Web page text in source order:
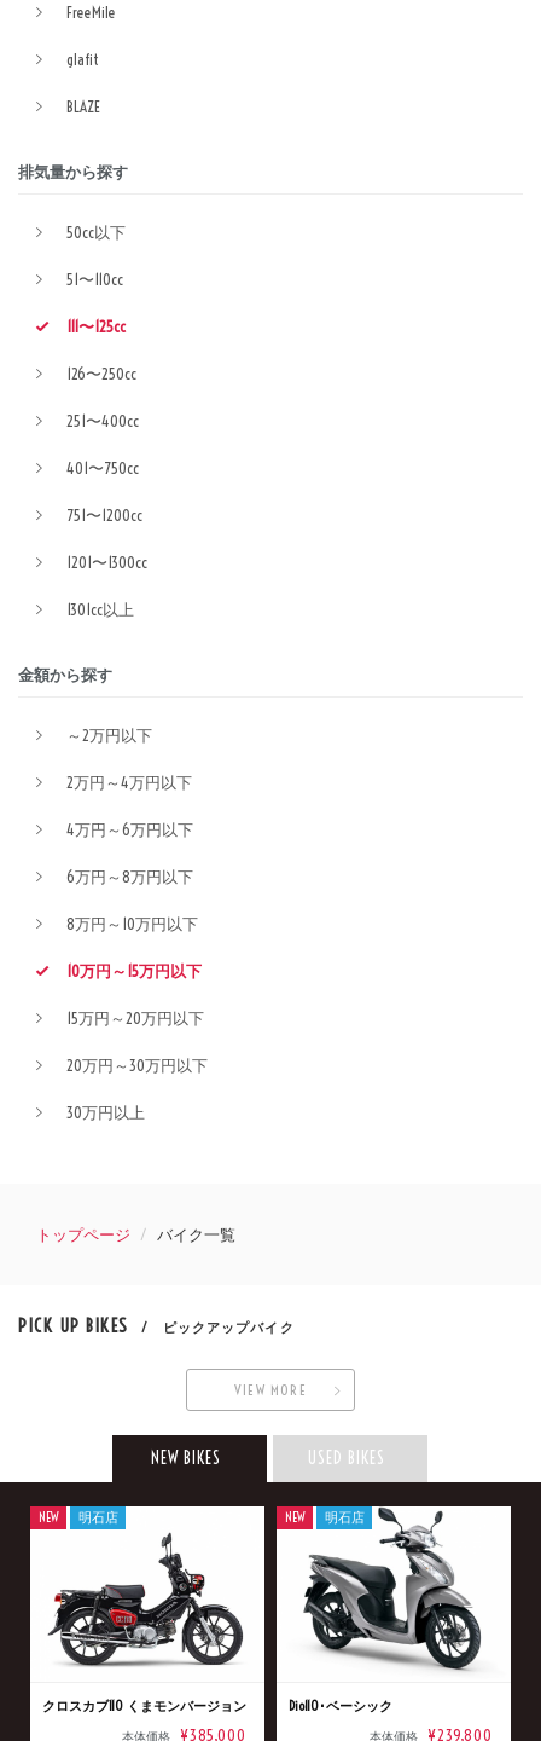
FreeMile
glafit
BLAZE
排気量から探す
50cc以下
51〜110cc
111〜125cc
126〜250cc
251〜400cc
401〜750cc
751〜1200cc
1201〜1300cc
1301cc以上
金額から探す
～2万円以下
2万円～4万円以下
4万円～6万円以下
6万円～8万円以下
8万円～10万円以下
10万円～15万円以下
15万円～20万円以下
20万円～30万円以下
30万円以上
トップページ バイク一覧
PICK UP BIKES / ピックアップバイク
VIEW MORE
NEW BIKES USED BIKES
クロスカブ110 くまモンバージョン
本体価格 ¥385,000
NEW 明石店
Dio110･ベーシック
本体価格 ¥239,800
NEW 明石店